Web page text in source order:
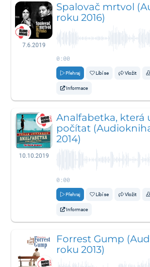
7.6.2019
Spalovač mrtvol
roku 2016)
0:00
Přehraj Líbí se Vložit
Informace
10.10.2019
Analfabetka, která
počítat
2014)
0:00
Přehraj Líbí se Vložit
Informace
Forrest Gump
roku 2013)